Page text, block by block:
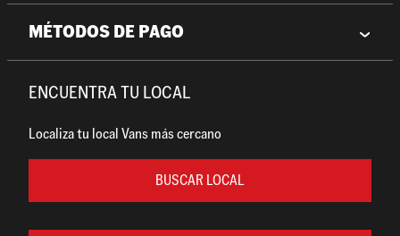
MÉTODOS DE PAGO
ENCUENTRA TU LOCAL
Localiza tu local Vans más cercano
BUSCAR LOCAL